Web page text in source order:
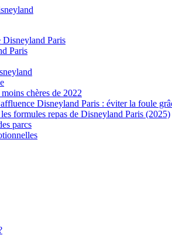
Disneyland Paris
Paris
chères de 2022
Disneyland Paris : éviter la foule
formules repas de Disneyland Paris (2025)
parcs